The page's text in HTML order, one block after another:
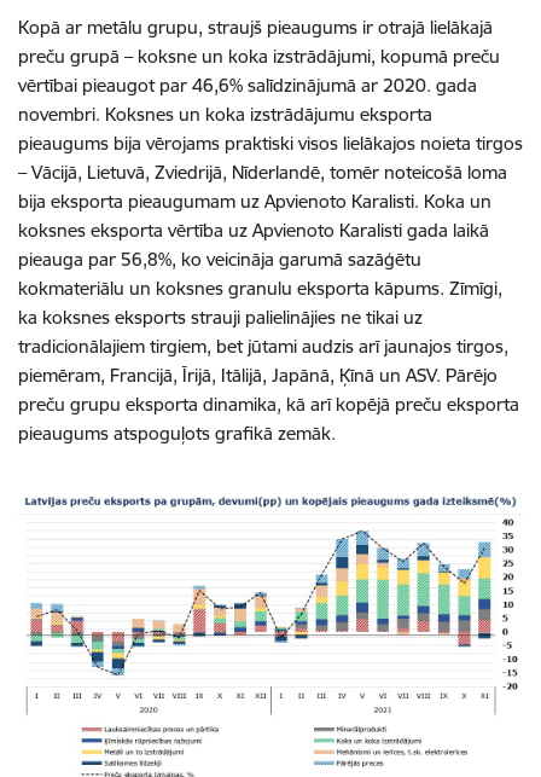
Kopā ar metālu grupu, straujš pieaugums ir otrajā lielākajā
preču grupā – koksne un koka izstrādājumi, kopumā preču
vērtībai pieaugot par 46,6% salīdzinājumā ar 2020. gada
novembri. Koksnes un koka izstrādājumu eksporta
pieaugums bija vērojams praktiski visos lielākajos noieta tirgos
– Vācijā, Lietuvā, Zviedrijā, Nīderlandē, tomēr noteicošā loma
bija eksporta pieaugumam uz Apvienoto Karalisti. Koka un
koksnes eksporta vērtība uz Apvienoto Karalisti gada laikā
pieauga par 56,8%, ko veicināja garumā sazāģētu
kokmateriālu un koksnes granulu eksporta kāpums. Zīmīgi,
ka koksnes eksports strauji palielinājies ne tikai uz
tradicionālajiem tirgiem, bet jūtami audzis arī jaunajos tirgos,
piemēram, Francijā, Īrijā, Itālijā, Japānā, Ķīnā un ASV. Pārējo
preču grupu eksporta dinamika, kā arī kopējā preču eksporta
pieaugums atspoguļots grafikā zemāk.